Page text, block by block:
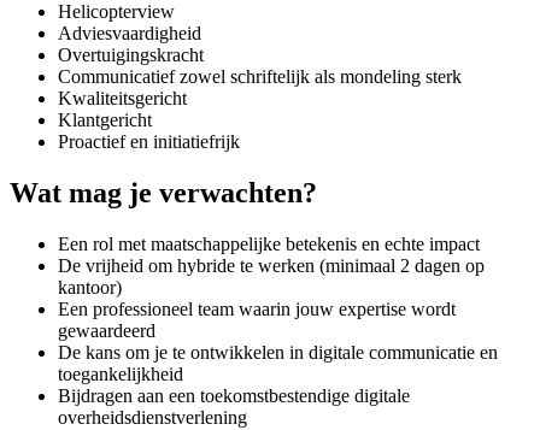
Helicopterview
Adviesvaardigheid
Overtuigingskracht
Communicatief zowel schriftelijk als mondeling sterk
Kwaliteitsgericht
Klantgericht
Proactief en initiatiefrijk
Wat mag je verwachten?
Een rol met maatschappelijke betekenis en echte impact
De vrijheid om hybride te werken (minimaal 2 dagen op
kantoor)
Een professioneel team waarin jouw expertise wordt
gewaardeerd
De kans om je te ontwikkelen in digitale communicatie en
toegankelijkheid
Bijdragen aan een toekomstbestendige digitale
overheidsdienstverlening